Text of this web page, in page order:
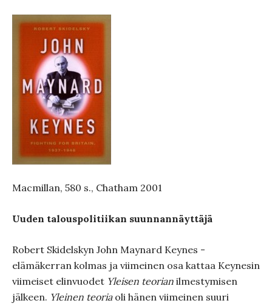
Macmillan, 580 s., Chatham 2001
Uuden talouspolitiikan suunnannäyttäjä
Robert Skidelskyn John Maynard Keynes -
elämäkerran kolmas ja viimeinen osa kattaa Keynesin
viimeiset elinvuodet Yleisen teorian ilmestymisen
jälkeen. Yleinen teoriaoli hänen viimeinen suuri